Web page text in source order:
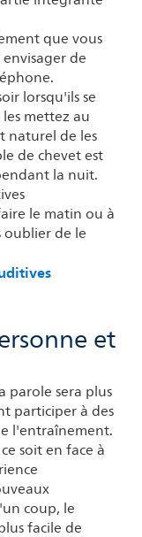
que vous
de
lorsqu'ils se
mettez au
naturel de les
de chevet est
la nuit.
le matin ou à
de le
et
parole sera plus
participer à des
l'entraînement.
soit en face à
coup, le
facile de